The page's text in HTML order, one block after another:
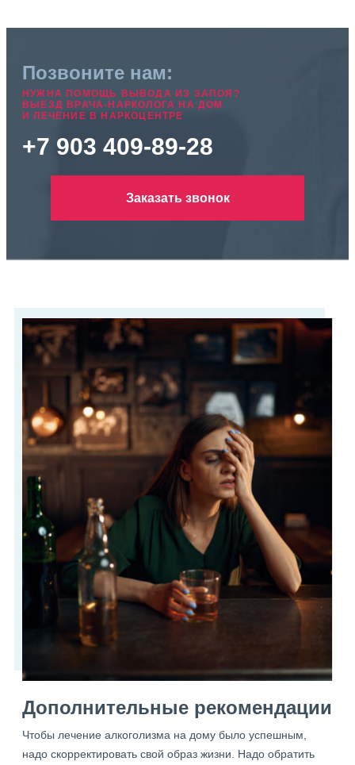
Позвоните нам:
НУЖНА ПОМОЩЬ ВЫВОДА ИЗ ЗАПОЯ?
ВЫЕЗД ВРАЧА-НАРКОЛОГА НА ДОМ
И ЛЕЧЕНИЕ В НАРКОЦЕНТРЕ
+7 903 409-89-28
Заказать звонок
Дополнительные рекомендации
Чтобы лечение алкоголизма на дому было успешным,
надо скорректировать свой образ жизни. Надо обратить